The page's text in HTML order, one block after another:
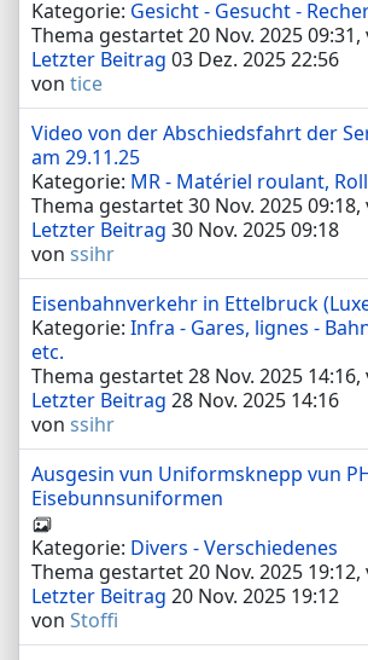
Kategorie: Gesicht - Gesucht -
Thema gestartet 20 Nov. 2025 09:31,
Letzter Beitrag 03 Dez. 2025 22:56
von tice
Video von der Abschiedsfahrt der
am 29.11.25
Kategorie: MR - Matériel roulant,
Thema gestartet 30 Nov. 2025 09:18,
Letzter Beitrag 30 Nov. 2025 09:18
von ssihr
Eisenbahnverkehr in Ettelbruck
Kategorie: Infra - Gares, lignes -
etc.
Thema gestartet 28 Nov. 2025 14:16,
Letzter Beitrag 28 Nov. 2025 14:16
von ssihr
Ausgesin vun Uniformsknepp vun
Eisebunnsuniformen
Kategorie: Divers - Verschiedenes
Thema gestartet 20 Nov. 2025 19:12,
Letzter Beitrag 20 Nov. 2025 19:12
von Stoffi